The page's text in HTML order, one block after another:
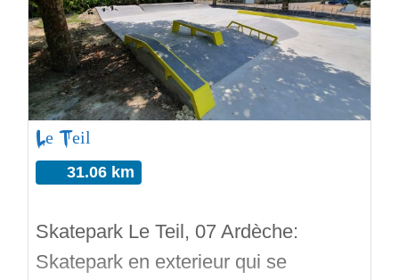
des copings en acier, des plans
inclinés, un curb, des rails, des
palettes à manuals, des pyramides et
des extensions
Le Teil
31.06 km
Skatepark Le Teil, 07 Ardèche:
Skatepark en exterieur qui se